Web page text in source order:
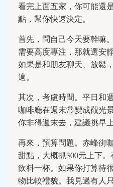
看完上面五家，你可能還
點，幫你快速決定。
首先，問自己今天要幹嘛
需要高度專注，那就選安
如果是和朋友聊天、放鬆
適。
其次，考慮時間。平日和
咖啡廳在週末常變成觀光
你非得週末去，建議挑早
再來，預算問題。赤峰街
甜點，大概抓300元上下
飲料一杯。如果你打算待
物比較禮貌。我見過有人